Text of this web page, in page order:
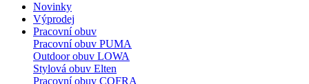
Novinky
Výprodej
Pracovní obuv
Pracovní obuv PUMA
Outdoor obuv LOWA
Stylová obuv Elten
Pracovní obuv COFRA